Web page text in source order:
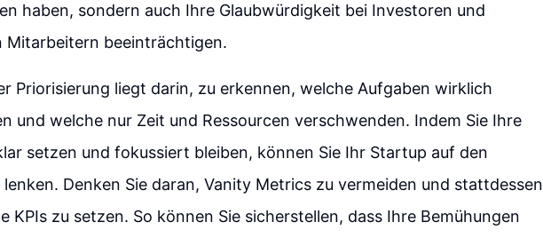
haben, sondern auch Ihre Glaubwürdigkeit bei Investoren und
Mitarbeitern beeinträchtigen.
Priorisierung liegt darin, zu erkennen, welche Aufgaben wirklich
und welche nur Zeit und Ressourcen verschwenden. Indem Sie Ihre
setzen und fokussiert bleiben, können Sie Ihr Startup auf den
Denken Sie daran, Vanity Metrics zu vermeiden und stattdessen
KPIs zu setzen. So können Sie sicherstellen, dass Ihre Bemühungen